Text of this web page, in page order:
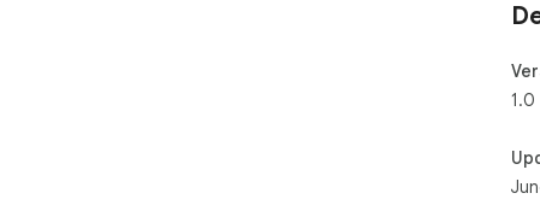
1.0